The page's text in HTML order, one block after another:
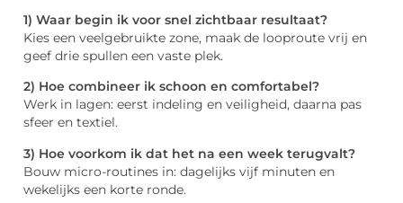
1) Waar begin ik voor snel zichtbaar resultaat?
Kies een veelgebruikte zone, maak de looproute vrij en
geef drie spullen een vaste plek.
2) Hoe combineer ik schoon en comfortabel?
Werk in lagen: eerst indeling en veiligheid, daarna pas
sfeer en textiel.
3) Hoe voorkom ik dat het na een week terugvalt?
Bouw micro-routines in: dagelijks vijf minuten en
wekelijks een korte ronde.